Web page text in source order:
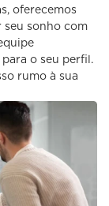
oferecemos
seu sonho com
o seu perfil.
rumo à sua